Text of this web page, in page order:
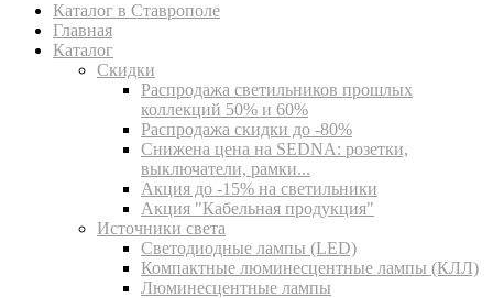
Каталог в Ставрополе
Главная
Каталог
Скидки
Распродажа светильников прошлых
коллекций 50% и 60%
Распродажа скидки до -80%
Cнижена цена на SEDNA: розетки,
выключатели, рамки...
Акция до -15% на светильники
Акция "Кабельная продукция"
Источники света
Светодиодные лампы (LED)
Компактные люминесцентные лампы (КЛЛ)
Люминесцентные лампы